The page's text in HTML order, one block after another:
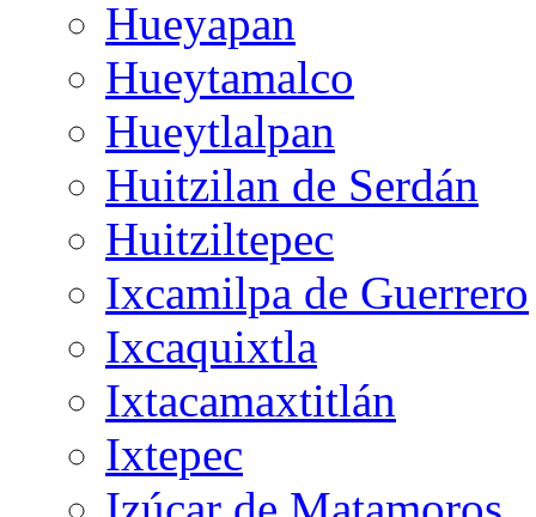
Hueyapan
Hueytamalco
Hueytlalpan
Huitzilan de Serdán
Huitziltepec
Ixcamilpa de Guerrero
Ixcaquixtla
Ixtacamaxtitlán
Ixtepec